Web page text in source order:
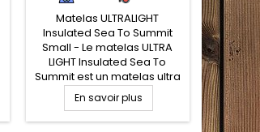
Matelas ULTRALIGHT
Insulated Sea To Summit
Small - Le matelas ULTRA
LIGHT Insulated Sea To
Summit est un matelas ultra
léger, isolé et chaud (indice
R-Value 3.1) pour un
meilleur confort du
En savoir plus